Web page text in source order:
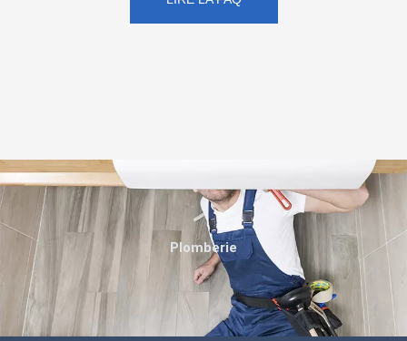
Plomberie